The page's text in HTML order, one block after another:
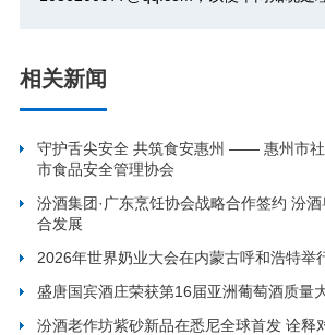
相关新闻
守护舌尖安全 共筑食安惠州 —— 惠州市社
市食品安全管理协会
汾酒集团·广东烹饪协会战略合作签约 汾
合发展
2026年世界奶业大会在内蒙古呼和浩特举
盛唐国宾酒庄荣获第16届亚洲葡萄酒质量
汾酒老作坊紫砂新品在悉尼全球首发 诠释